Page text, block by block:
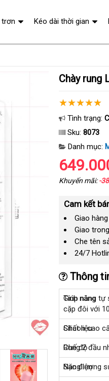
Chày
Tình trạng:
Sku: 8073
Danh mục:
Khuyến mãi:-
Cam kết
Giao
Giao
Che tên
24/7
Thông
Tính năng
Giúp nàng tự
cặp đôi nổi
tiếng
với
Chất liệu
Silicon cao
Chế độ
Rung 2 đầu
Năng lượng
Sạc điện
trơn Kéo dài thời gian